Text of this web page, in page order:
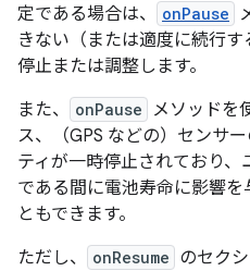
定である場合は、
onPause
きない（または適度に続行
停止または調整します。
また、
onPause
メソッドを
ス、（GPS などの）センサ
ティが一時停止されており
である間に電池寿命に影響
ともできます。
ただし、
onResume のセク